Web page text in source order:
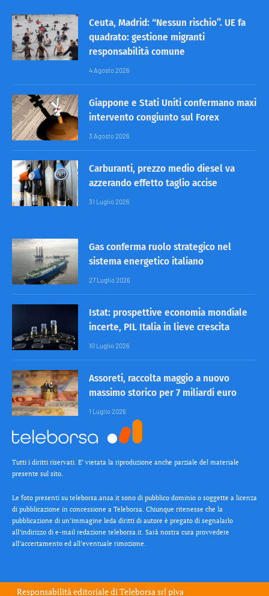
Ceuta, Madrid: “Nessun rischio”. UE fa
quadrato: gestione migranti
responsabilità comune
4 Agosto 2026
Giappone e Stati Uniti confermano maxi
intervento congiunto sul Forex
3 Agosto 2026
Carburanti, prezzo medio diesel va
azzerando effetto taglio accise
31 Luglio 2026
Gas conferma ruolo strategico nel
sistema energetico italiano
27 Luglio 2026
Istat: prospettive economia mondiale
incerte, PIL Italia in lieve crescita
10 Luglio 2026
Assoreti, raccolta maggio a nuovo
massimo storico per 7 miliardi euro
1 Luglio 2026
Tutti i diritti riservati. E’ vietata la riproduzione anche parziale del materiale
presente sul sito.
Le foto presenti su teleborsa.ansa.it sono di pubblico dominio o soggette a licenza
di pubblicazione in concessione a Teleborsa. Chiunque ritenesse che la
pubblicazione di un’immagine leda diritti di autore è pregato di segnalarlo
all’indirizzo di e-mail redazione teleborsa.it. Sarà nostra cura provvedere
all’accertamento ed all’eventuale rimozione.
Responsabilità editoriale diTeleborsa srlpiva